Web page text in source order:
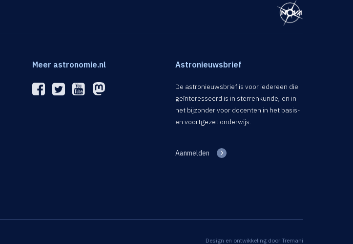
Meer astronomie.nl Astronieuwsbrief
De astronieuwsbrief is voor iedereen die
geïnteresseerd is in sterrenkunde, en in
het bijzonder voor docenten in het basis-
en voortgezet onderwijs.
Aanmelden
Design en ontwikkeling door Tremani